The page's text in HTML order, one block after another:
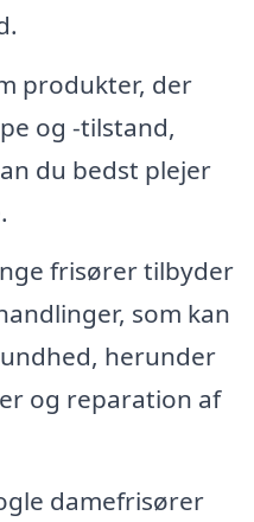
produkter, der
og​ -tilstand,
du bedst plejer
frisører tilbyder
som kan
herunder
og reparation af
damefrisører